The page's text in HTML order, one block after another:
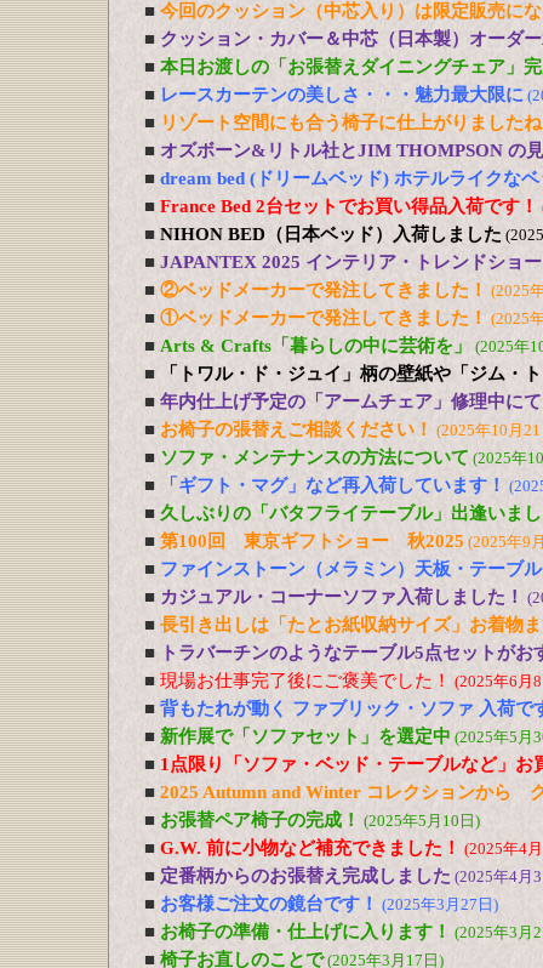
■ 今回のクッション（中芯入り）は限定販売に
■ クッション・カバー＆中芯（日本製）オーダ
■ 本日お渡しの「お張替えダイニングチェア」
■ レースカーテンの美しさ・・・魅力最大限に
■ リゾート空間にも合う椅子に仕上がりましたね
■ オズボーン&リトル社とJIM THOMPSON の
■ dream bed (ドリームベッド) ホテルライクな
■ France Bed 2台セットでお買い得品入荷です！
■ NIHON BED（日本ベッド）入荷しました
■ JAPANTEX 2025 インテリア・トレンドショー
■ ②ベッドメーカーで発注してきました！ (2025
■ ①ベッドメーカーで発注してきました！ (2025
■ Arts & Crafts「暮らしの中に芸術を」 (2025年
■
「トワル・ド・ジュイ」柄の壁紙や「ジム・
■ 年内仕上げ予定の「アームチェア」修理中にて
■ お椅子の張替えご相談ください！ (2025年10月
■ ソファ・メンテナンスの方法について (2025年
■ 「ギフト・マグ」など再入荷しています！
■ 久しぶりの「バタフライテーブル」出逢いま
■ 第100回 東京ギフトショー 秋2025 (2025年9
■ ファインストーン（メラミン）天板・テーブ
■ カジュアル・コーナーソファ入荷しました！
■ 長引き出しは「たとお紙収納サイズ」お着物
■
トラバーチンのようなテーブル5点セットが
■ 現場お仕事完了後にご褒美でした！ (2025年6月
■ 背もたれが動く ファブリック・ソファ 入荷で
■ 新作展で「ソファセット」を選定中 (2025年5月
■ 1点限り「ソファ・ベッド・テーブルなど」お
■ 2025 Autumn and Winter コレクションから
■ お張替ペア椅子の完成！ (2025年5月10日)
■ G.W. 前に小物など補充できました！ (2025年4
■ 定番柄からのお張替え完成しました (2025年4月
■ お客様ご注文の鏡台です！ (2025年3月27日)
■ お椅子の準備・仕上げに入ります！ (2025年3月
■ 椅子お直しのことで(2025年3月17日)